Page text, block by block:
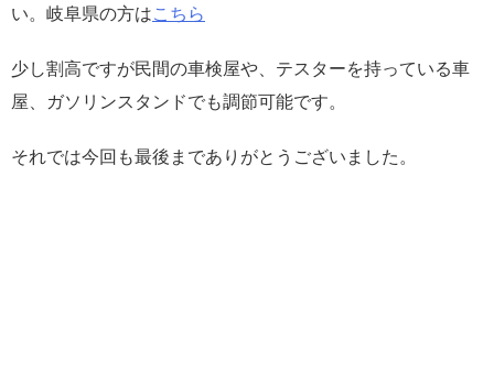
い。岐阜県の方はこちら
少し割高ですが民間の車検屋や、テスターを持っている車
屋、ガソリンスタンドでも調節可能です。
それでは今回も最後までありがとうございました。